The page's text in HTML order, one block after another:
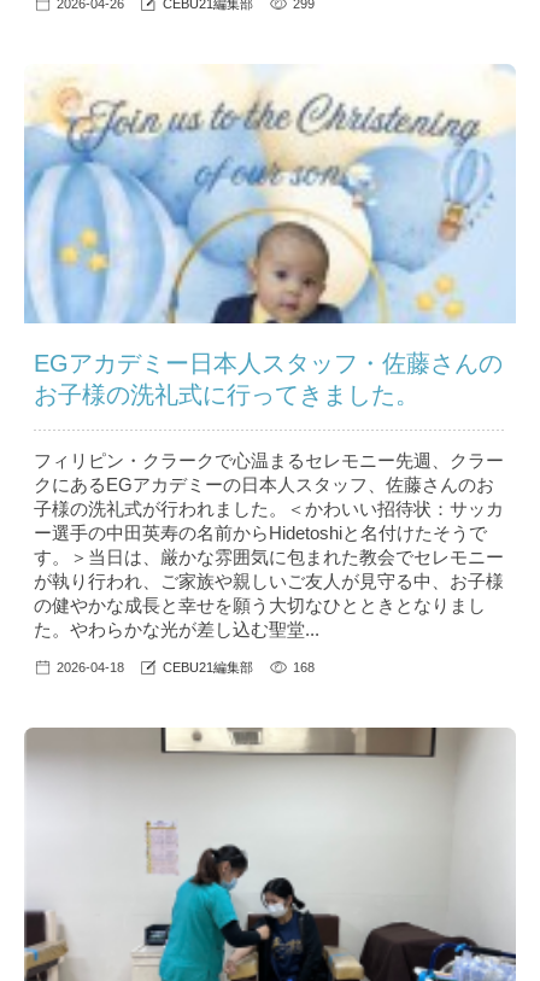
2026-04-26 CEBU21編集部 299
EGアカデミー日本人スタッフ・佐藤さんの
お子様の洗礼式に行ってきました。
フィリピン・クラークで心温まるセレモニー先週、クラー
クにあるEGアカデミーの日本人スタッフ、佐藤さんのお
子様の洗礼式が行われました。＜かわいい招待状：サッカ
ー選手の中田英寿の名前からHidetoshiと名付けたそうで
す。＞当日は、厳かな雰囲気に包まれた教会でセレモニー
が執り行われ、ご家族や親しいご友人が見守る中、お子様
の健やかな成長と幸せを願う大切なひとときとなりまし
た。やわらかな光が差し込む聖堂...
2026-04-18 CEBU21編集部 168